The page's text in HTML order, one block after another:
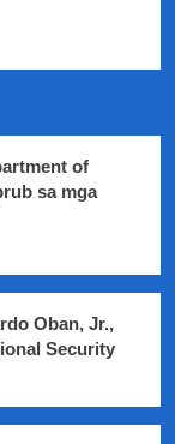
of
sa mga
Oban, Jr.,
Security